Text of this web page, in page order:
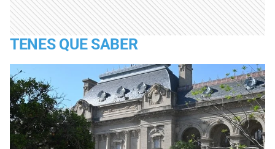
TENES QUE SABER